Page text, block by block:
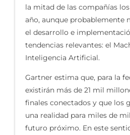
la mitad de las compañías
año, aunque probablemente
el desarrollo e
tendencias relevantes: el
Inteligencia Artificial.
Gartner estima que, para la
existirán más de 21 mil
finales conectados y que los
una realidad para miles de
futuro próximo. En este